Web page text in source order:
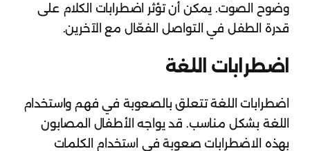
وضوح الصوت. يمكن أن تؤثر اضطرابات الكلام على
قدرة الطفل في التواصل الفعّال مع الآخرين.
اضطرابات اللغة
اضطرابات اللغة تتعلق بالصعوبة في فهم واستخدام
اللغة بشكل مناسب. قد يواجه الأطفال المصابون
بهذه الاضطرابات صعوبة في استخدام الكلمات